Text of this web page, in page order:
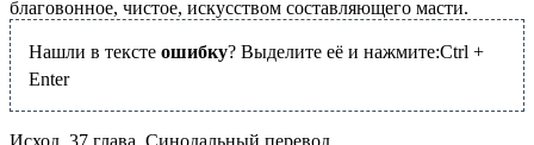
благовонное, чистое, искусством составляющего масти.
Нашли в тексте ошибку? Выделите её и нажмите:Ctrl +
Enter